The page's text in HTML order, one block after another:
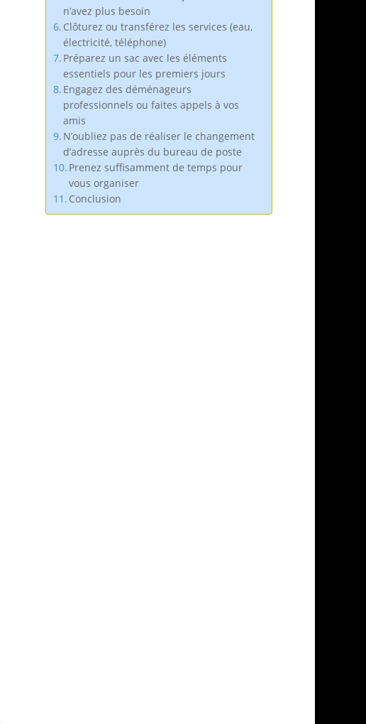
n’avez plus besoin
Clôturez ou transférez les services (eau,
électricité, téléphone)
Préparez un sac avec les éléments
essentiels pour les premiers jours
Engagez des déménageurs
professionnels ou faites appels à vos
amis
N’oubliez pas de réaliser le changement
d’adresse auprès du bureau de poste
Prenez suffisamment de temps pour
vous organiser
Conclusion